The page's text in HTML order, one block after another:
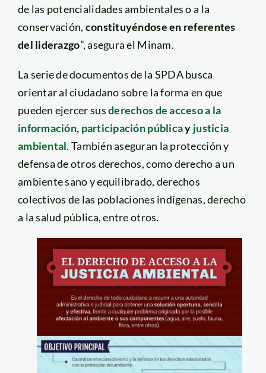
de las potencialidades ambientales o a la
conservación, constituyéndose en referentes
del liderazgo”, asegura el Minam.
La serie de documentos de la SPDA busca
orientar al ciudadano sobre la forma en que
pueden ejercer susderechos de acceso a la
información, participación públicay justicia
ambiental. También aseguran la protección y
defensa de otros derechos, como derecho a un
ambiente sano y equilibrado, derechos
colectivos de las poblaciones indígenas, derecho
a la salud pública, entre otros.